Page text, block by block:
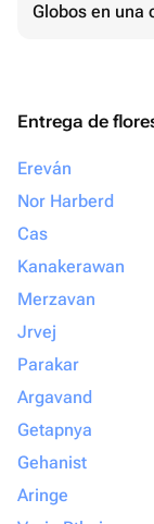
Globos en una
Entrega de
Ereván
Nor Harberd
Cas
Kanakerawan
Merzavan
Jrvej
Parakar
Argavand
Getapnya
Gehanist
Aringe